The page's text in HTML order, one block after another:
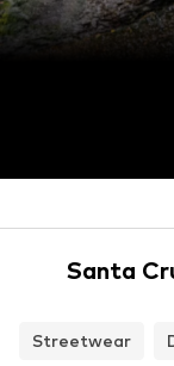
Santa
Streetwear